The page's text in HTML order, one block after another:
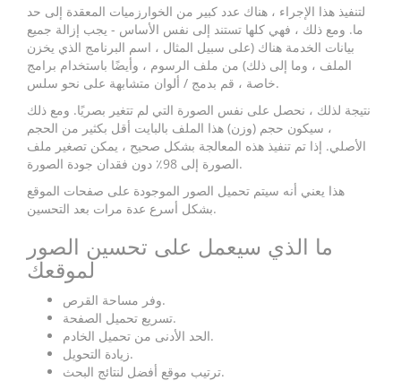
لتنفيذ هذا الإجراء ، هناك عدد كبير من الخوارزميات المعقدة إلى حد
ما. ومع ذلك ، فهي كلها تستند إلى نفس الأساس - يجب إزالة جميع
بيانات الخدمة هناك (على سبيل المثال ، اسم البرنامج الذي يخزن
الملف ، وما إلى ذلك) من ملف الرسوم ، وأيضًا باستخدام برامج
خاصة ، قم بدمج / ألوان متشابهة على نحو سلس.
نتيجة لذلك ، نحصل على نفس الصورة التي لم تتغير بصريًا. ومع ذلك
، سيكون حجم (وزن) هذا الملف بالبايت أقل بكثير من الحجم
الأصلي. إذا تم تنفيذ هذه المعالجة بشكل صحيح ، يمكن تصغير ملف
الصورة إلى 98٪ دون فقدان جودة الصورة.
هذا يعني أنه سيتم تحميل الصور الموجودة على صفحات الموقع
بشكل أسرع عدة مرات بعد التحسين.
ما الذي سيعمل على تحسين الصور
لموقعك
وفر مساحة القرص.
تسريع تحميل الصفحة.
الحد الأدنى من تحميل الخادم.
زيادة التحويل.
ترتيب موقع أفضل لنتائج البحث.